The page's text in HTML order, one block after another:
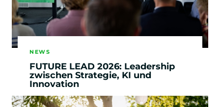
NEWS
FUTURE LEAD 2026: Leadership
zwischen Strategie, KI und
Innovation